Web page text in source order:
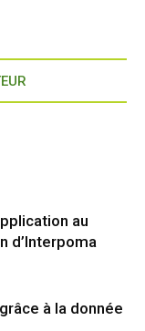
au
d’Interpoma
à la donnée